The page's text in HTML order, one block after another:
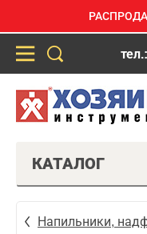
КАТАЛОГ
Напильники,